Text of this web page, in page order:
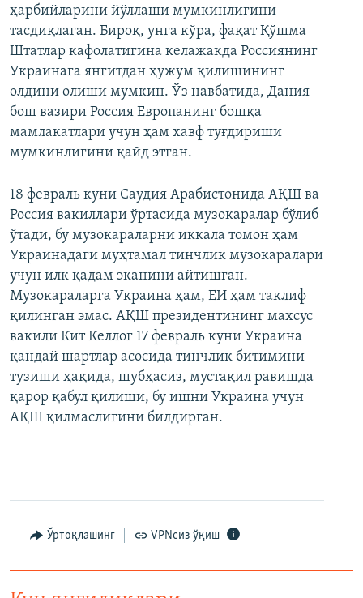
ҳарбийларини йўллаши мумкинлигини
тасдиқлаган. Бироқ, унга кўра, фақат Қўшма
Штатлар кафолатигина келажакда Россиянинг
Украинага янгитдан ҳужум қилишининг
олдини олиши мумкин. Ўз навбатида, Дания
бош вазири Россия Европанинг бошқа
мамлакатлари учун ҳам хавф туғдириши
мумкинлигини қайд этган.
18 февраль куни Саудия Арабистонида АҚШ ва
Россия вакиллари ўртасида музокаралар бўлиб
ўтади, бу музокараларни иккала томон ҳам
Украинадаги муҳтамал тинчлик музокаралари
учун илк қадам эканини айтишган.
Музокараларга Украина ҳам, ЕИ ҳам таклиф
қилинган эмас. АҚШ президентининг махсус
вакили Кит Келлог 17 февраль куни Украина
қандай шартлар асосида тинчлик битимини
тузиши ҳақида, шубҳасиз, мустақил равишда
қарор қабул қилиши, бу ишни Украина учун
АҚШ қилмаслигини билдирган.
Ўртоқлашинг VPNсиз ўқиш